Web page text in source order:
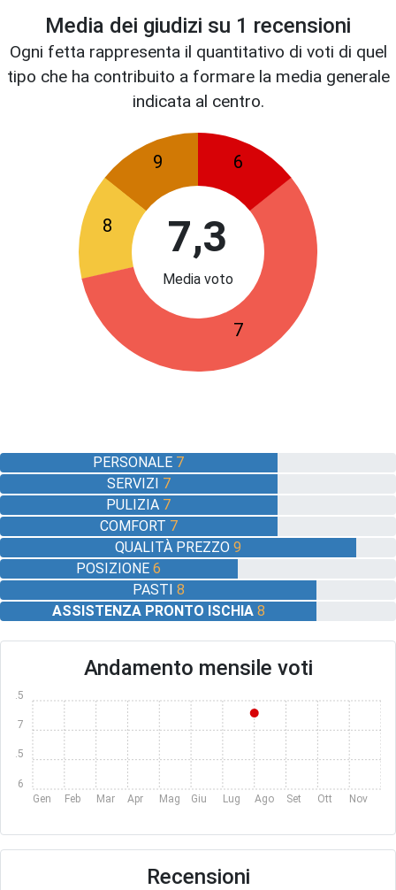
Media dei giudizi su 1 recensioni
Ogni fetta rappresenta il quantitativo di voti di quel
tipo che ha contribuito a formare la media generale
indicata al centro.
7,3
Media voto
6
7
8
9
PERSONALE 7
SERVIZI 7
PULIZIA 7
COMFORT 7
QUALITÀ PREZZO9
POSIZIONE6
PASTI 8
ASSISTENZA PRONTO ISCHIA 8
Andamento mensile voti
Gen Feb Mar Apr Mag Giu Lug Ago Set Ott Nov
6
6.5
7
7.5
Recensioni